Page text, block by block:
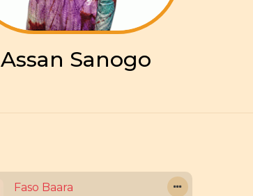
Assan Sanogo
Faso Baara